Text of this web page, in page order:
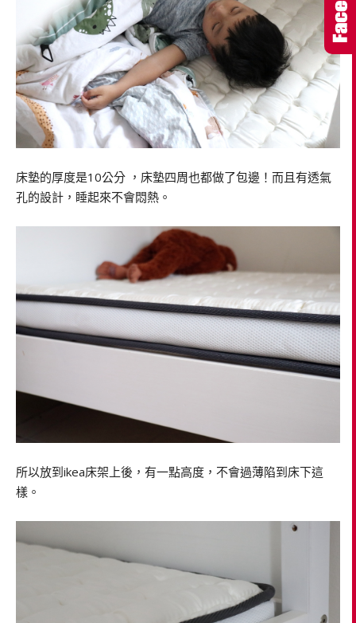
床墊的厚度是10公分 ，床墊四周也都做了包邊！而且有透氣
孔的設計，睡起來不會悶熱。
所以放到ikea床架上後，有一點高度，不會過薄陷到床下這
樣。